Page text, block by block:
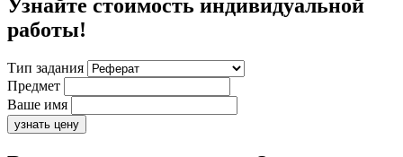
Узнайте стоимость индивидуальной
работы!
Тип задания
Предмет
Ваше имя
узнать цену